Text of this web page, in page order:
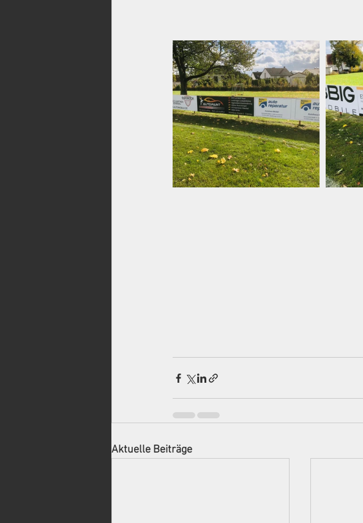
Aktuelle Beiträge